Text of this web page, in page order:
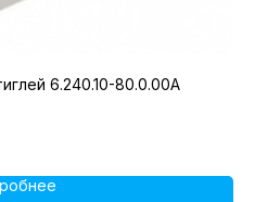
6.240.10-80.0.00A